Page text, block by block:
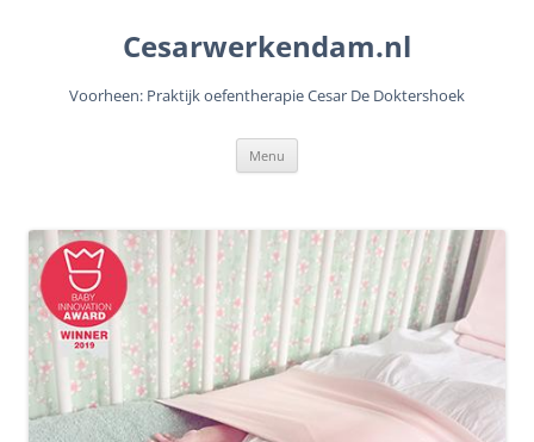
Cesarwerkendam.nl
Voorheen: Praktijk oefentherapie Cesar De Doktershoek
Menu